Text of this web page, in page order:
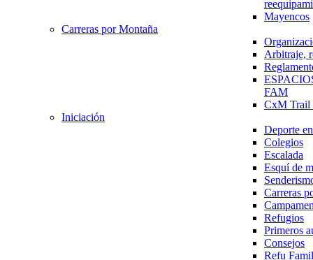
Mayencos
Carreras por Montaña
Arbitraje,
FAM
CxM
Iniciación
Deporte
Colegios
Escalada
Esquí de
Carreras
Refugios
Primeros
Consejos
Refu